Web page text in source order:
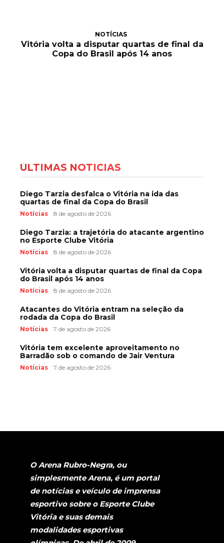
NOTÍCIAS
Vitória volta a disputar quartas de final da
Copa do Brasil após 14 anos
ÚLTIMAS NOTÍCIAS
Diego Tarzia desfalca o Vitória na ida das
quartas de final da Copa do Brasil
Notícias 8 de agosto de 2026
Diego Tarzia: a trajetória do atacante argentino
no Esporte Clube Vitória
Notícias 8 de agosto de 2026
Vitória volta a disputar quartas de final da Copa
do Brasil após 14 anos
Notícias 8 de agosto de 2026
Atacantes do Vitória entram na seleção da
rodada da Copa do Brasil
Notícias 7 de agosto de 2026
Vitória tem excelente aproveitamento no
Barradão sob o comando de Jair Ventura
Notícias 7 de agosto de 2026
O Arena Rubro-Negra, ou
simplesmente Arena, é um portal
de notícias e veículo de imprensa
esportivo sobre o Esporte Clube
Vitória e suas demais
modalidades esportivas